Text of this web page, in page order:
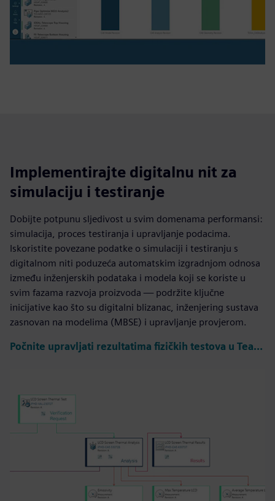
Implementirajte digitalnu nit za
simulaciju i testiranje
Dobijte potpunu sljedivost u svim domenama performansi:
simulacija, proces testiranja i upravljanje podacima.
Iskoristite povezane podatke o simulaciji i testiranju s
digitalnom niti poduzeća automatskim izgradnjom odnosa
između inženjerskih podataka i modela koji se koriste u
svim fazama razvoja proizvoda — podržite ključne
inicijative kao što su digitalni blizanac, inženjering sustava
zasnovan na modelima (MBSE) i upravljanje provjerom.
Počnite upravljati rezultatima fizičkih testova u Teamcenter